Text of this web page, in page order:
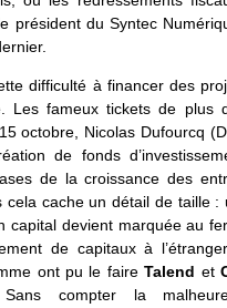
président du Syntec
difficulté à financer des
Les fameux tickets de plus
octobre, Nicolas Dufourcq
de fonds
de la croissance des
cela cache un détail de taille :
capital devient marquée au
de capitaux à
ont pu le faireTalend et
compter la